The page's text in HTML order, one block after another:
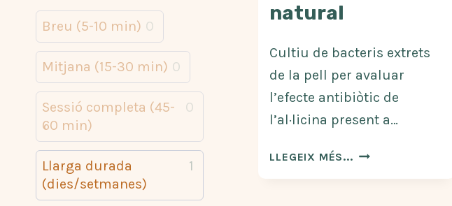
natural
Cultiu de bacteris extrets
de la pell per avaluar
l’efecte antibiòtic de
l’al·licina present a…
LLEGEIX MÉS... L’ALL
Breu (5-10 min) 0
Mitjana (15-30 min) 0
Sessió completa (45-
60 min)
0
Llarga durada
(dies/setmanes)
1